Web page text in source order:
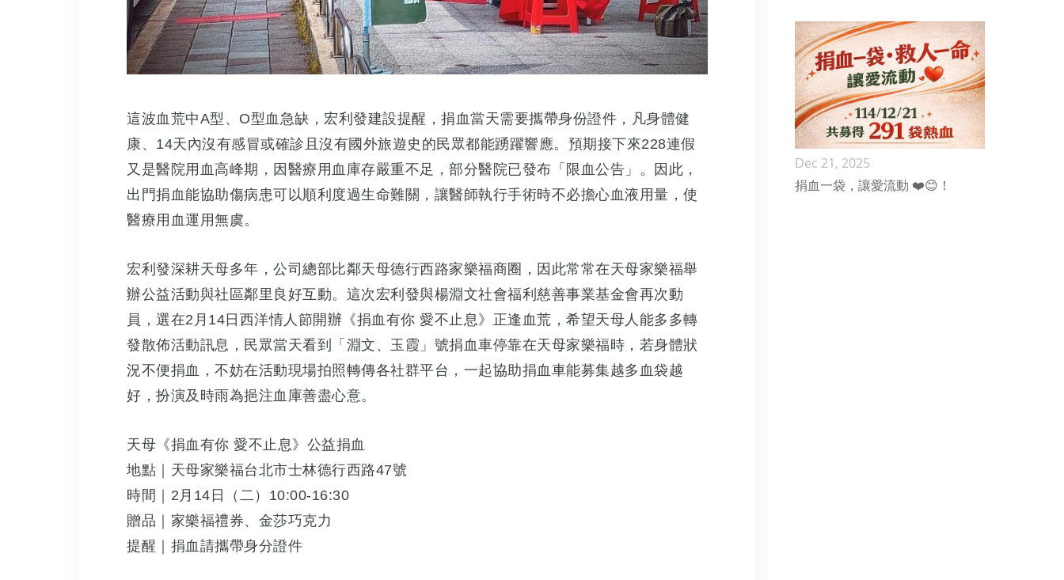
這波血荒中A型、O型血急缺，宏利發建設提醒，捐血當天需要攜帶身份證件，凡身體健
康、14天內沒有感冒或確診且沒有國外旅遊史的民眾都能踴躍響應。預期接下來228連假
又是醫院用血高峰期，因醫療用血庫存嚴重不足，部分醫院已發布「限血公告」。因此，
出門捐血能協助傷病患可以順利度過生命難關，讓醫師執行手術時不必擔心血液用量，使
醫療用血運用無虞。
宏利發深耕天母多年，公司總部比鄰天母德行西路家樂福商圈，因此常常在天母家樂福舉
辦公益活動與社區鄰里良好互動。這次宏利發與楊淵文社會福利慈善事業基金會再次動
員，選在2月14日西洋情人節開辦《捐血有你 愛不止息》正逢血荒，希望天母人能多多轉
發散佈活動訊息，民眾當天看到「淵文、玉霞」號捐血車停靠在天母家樂福時，若身體狀
況不便捐血，不妨在活動現場拍照轉傳各社群平台，一起協助捐血車能募集越多血袋越
好，扮演及時雨為挹注血庫善盡心意。
天母《捐血有你 愛不止息》公益捐血
地點｜天母家樂福台北市士林德行西路47號
時間｜2月14日（二）10:00-16:30
贈品｜家樂福禮券、金莎巧克力
提醒｜捐血請攜帶身分證件
捐血一袋，讓愛流動 ❤️😊！
Dec 21, 2025
捐血一袋，讓愛流動 ❤️😊！